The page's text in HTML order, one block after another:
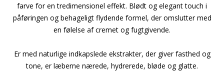
farve for en tredimensionel effekt. Blødt og elegant touch i
påføringen og behageligt flydende formel, der omslutter med
en følelse af cremet og fugtgivende.
Er med naturlige indkapslede ekstrakter, der giver fasthed og
tone, er læberne nærede, hydrerede, bløde og glatte.